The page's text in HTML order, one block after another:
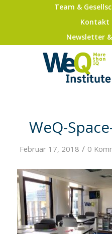
Team &
Kontakt
Newsletter
WeQ-
Februar 17, 2018 / 0